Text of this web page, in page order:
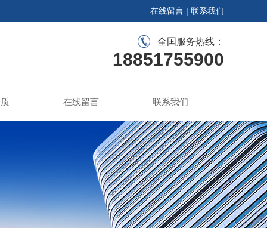
在线留言 | 联系我们
全国服务热线：
18851755900
在线留言 联系我们